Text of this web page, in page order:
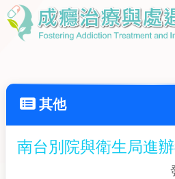
其他
南台別院與衛生局進